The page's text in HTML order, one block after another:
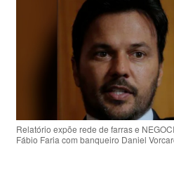
Relatório expõe rede de farras e
Fábio Faria com banqueiro Daniel